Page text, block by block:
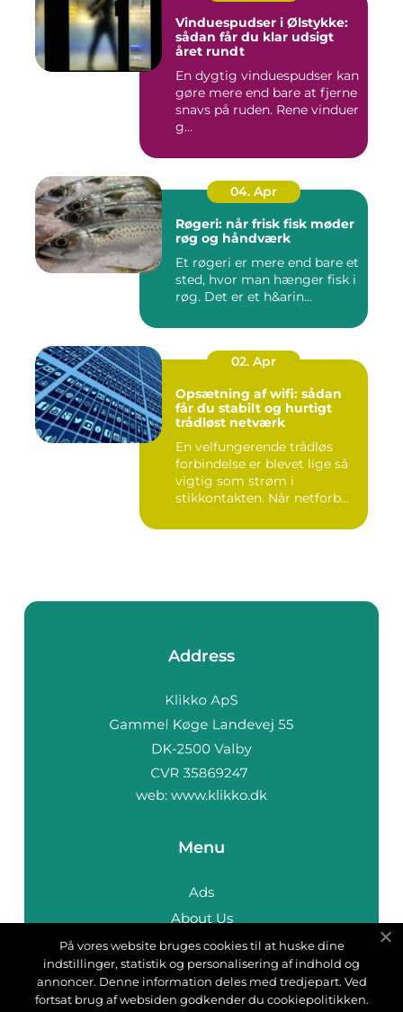
Vinduespudser i Ølstykke:
sådan får du klar udsigt
året rundt
En dygtig vinduespudser kan
gøre mere end bare at fjerne
snavs på ruden. Rene vinduer
g...
04. Apr
Røgeri: når frisk fisk møder
røg og håndværk
Et røgeri er mere end bare et
sted, hvor man hænger fisk i
røg. Det er et h&arin...
02. Apr
Opsætning af wifi: sådan
får du stabilt og hurtigt
trådløst netværk
En velfungerende trådløs
forbindelse er blevet lige så
vigtig som strøm i
stikkontakten. Når netforb...
Address
web: www.klikko.dk
Menu
Ads
About Us
Cookies
Contact
Sitemap
På vores website bruges cookies til at huske dine
indstillinger, statistik og personalisering af indhold og
annoncer. Denne information deles med tredjepart. Ved
fortsat brug af websiden godkender du cookiepolitikken.